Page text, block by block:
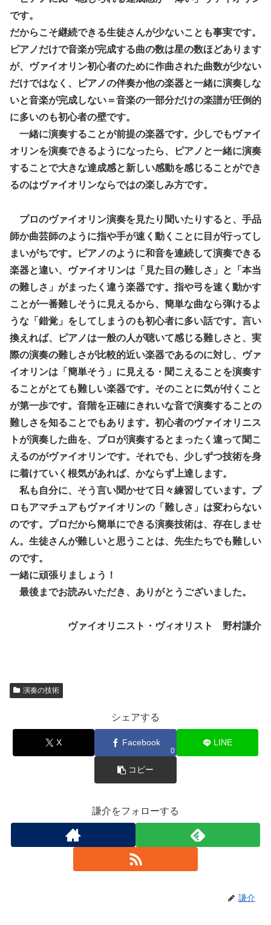
です。
だからこそ継続できる生徒さんが少ないことも事実です。
ピアノだけで音楽が完成する曲の数は星の数ほどあります
が、ヴァイオリン初心者のために作曲された曲数が少ない
だけではなく、ピアノの伴奏か他の楽器と一緒に演奏しな
いと音楽が完成しない＝音楽の一部分だけの楽譜が圧倒的
に多いのも初心者の壁です。
一緒に演奏することが前提の楽器です。少しでもヴァイ
オリンを演奏できるようになったら、ピアノと一緒に演奏
することで大きな達成感と新しい感動を感じることができ
るのはヴァイオリンならではの楽しみ方です。
プロのヴァイオリン演奏を見たり聞いたりすると、手品
師か曲芸師のように指や手が速く動くことに目が行ってし
まいがちです。ピアノのように和音を連続して演奏できる
楽器と違い、ヴァイオリンは「見た目の難しさ」と「本当
の難しさ」がまったく違う楽器です。指や弓を速く動かす
ことが一番難しそうに見えるから、簡単な曲なら弾けるよ
うな「錯覚」をしてしまうのも初心者に多い話です。言い
換えれば、ピアノは一般の人が聴いて感じる難しさと、実
際の演奏の難しさが比較的近い楽器であるのに対し、ヴァ
イオリンは「簡単そう」に見える・聞こえることを演奏す
ることがとても難しい楽器です。そのことに気が付くこと
が第一歩です。音階を正確にきれいな音で演奏することの
難しさを知ることでもあります。初心者のヴァイオリニス
トが演奏した曲を、プロが演奏するとまったく違って聞こ
えるのがヴァイオリンです。それでも、少しずつ技術を身
に着けていく根気があれば、かならず上達します。
私も自分に、そう言い聞かせて日々練習しています。プ
ロもアマチュアもヴァイオリンの「難しさ」は変わらない
のです。プロだから簡単にできる演奏技術は、存在しませ
ん。生徒さんが難しいと思うことは、先生たちでも難しい
のです。
一緒に頑張りましょう！
最後までお読みいただき、ありがとうございました。
ヴァイオリニスト・ヴィオリスト 野村謙介
演奏の技術
シェアする
X Facebook
0
LINE
コピー
謙介をフォローする
謙介